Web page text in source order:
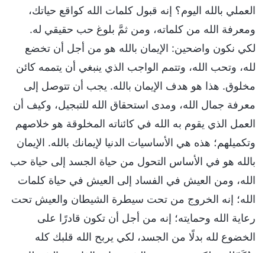
العملي بالله اليوم؟ إنه قبول كلمات الله كواقع حياتك،
ومعرفة الله من كلماته، ومن ثمَّ بلوغ حب حقيقي له.
لكي نكون واضحين: الإيمان بالله هو من أجل أن تخضع
لله، وتحب الله، وتتمم الواجب الذي ينبغي أن يتممه كائن
مخلوق. هذا هو هدف الإيمان بالله. يجب أن تتوصل إلى
معرفة جمال الله، ومدى استحقاق الله للتبجيل، وكيف أن
العمل الذي يقوم به الله في كائناته المخلوقة هو خلاصهم
وتكميلهم؛ هذه هي الأساسيات الدنيا لإيمانك بالله. الإيمان
بالله هو في الأساس التحول من حياة الجسد إلى حياة حب
الله، ومن العيش في الفساد إلى العيش في حياة كلمات
الله؛ إنه الخروج من تحت سيطرة الشيطان والعيش تحت
رعاية الله وحمايته؛ إنه من أجل أن تكون قادرًا على
الخضوع لله بدلًا من الجسد، لكي يربح الله قلبك كله